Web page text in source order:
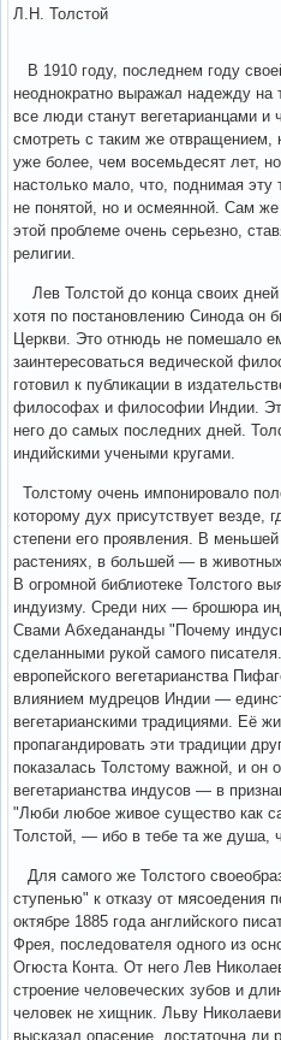
Л.Н. Толстой
В 1910 году, последнем году
неоднократно выражал надежду на
все люди станут вегетарианцами и
смотреть с таким же
уже более, чем восемьдесят лет,
настолько мало, что, поднимая
не понятой, но и осмеянной. Сам
этой проблеме очень серьезно,
pелигии.
Лев Толстой до конца своих дней
хотя по постановлению Синода он
Церкви. Это отнюдь не помешало
заинтересоваться ведической
готовил к публикации в
философах и философии Индии.
него до самых последних дней.
индийскими учеными кругами.
Толстому очень импонировало
которому дух присутствует везде,
степени его проявления. В
растениях, в большей — в
В огромной библиотеке Толстого
индуизму. Среди них — брошюра
Свами Абхедананды "Почему
сделанными рукой самого
европейского вегетарианства
влиянием мудрецов Индии —
вегетарианскими традициями. Её
пропагандировать эти традиции
показалась Толстому важной, и он
вегетарианства индусов — в
"Люби любое живое существо как
Толстой, — ибо в тебе та же душа,
Для самого же Толстого
ступенью" к отказу от мясоедения
октябре 1885 года английского
Фрея, последователя одного из
Огюста Конта. От него Лев
строение человеческих зубов и
человек не хищник. Льву
высказал опасение, достаточна ли